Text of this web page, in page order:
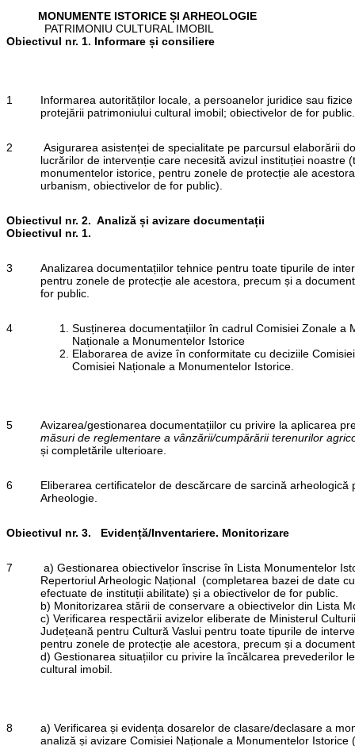
MONUMENTE ISTORICE ȘI ARHEOLOGIE
PATRIMONIU CULTURAL IMOBIL
Obiectivul nr. 1. Informare și consiliere
1
Informarea autorităților locale, a persoanelor juridice sau
protejării patrimoniului cultural imobil; obiectivelor de for public.
2
Asigurarea asistenței de specialitate pe parcursul elaborării
lucrărilor de intervenție care necesită avizul instituției noastre
monumentelor istorice, pentru zonele de protecție ale
urbanism, obiectivelor de for public).
Obiectivul nr. 2. Analiză și avizare documentații
Obiectivul nr. 1.
3
Analizarea documentațiilor tehnice pentru toate tipurile de
pentru zonele de protecție ale acestora, precum și a
for public.
4
Susținerea documentațiilor în cadrul Comisiei Zonale a
Naționale a Monumentelor Istorice
Elaborarea de avize în conformitate cu deciziile
Comisiei Naționale a Monumentelor Istorice.
5
Avizarea/gestionarea documentațiilor cu privire la aplicarea
măsuri de reglementare a vânzării/cumpărării terenurilor
și completările ulterioare.
6
Eliberarea certificatelor de descărcare de sarcină arheologică
Arheologie.
Obiectivul nr. 3. Evidență/Inventariere. Monitorizare
7
a) Gestionarea obiectivelor înscrise în Lista Monumentelor
Repertoriul Arheologic Național (completarea bazei de date
efectuate de instituții abilitate) și a obiectivelor de for public.
b) Monitorizarea stării de conservare a obiectivelor din Lista
c) Verificarea respectării avizelor eliberate de Ministerul
Județeană pentru Cultură Vaslui pentru toate tipurile de
pentru zonele de protecție ale acestora, precum și a
d) Gestionarea situațiilor cu privire la încălcarea prevederilor
cultural imobil.
8
a) Verificarea și evidența dosarelor de clasare/declasare a
analiză și avizare Comisiei Naționale a Monumentelor Istorice